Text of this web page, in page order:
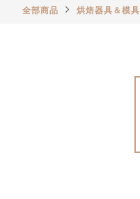
全部商品 烘焙器具＆模具